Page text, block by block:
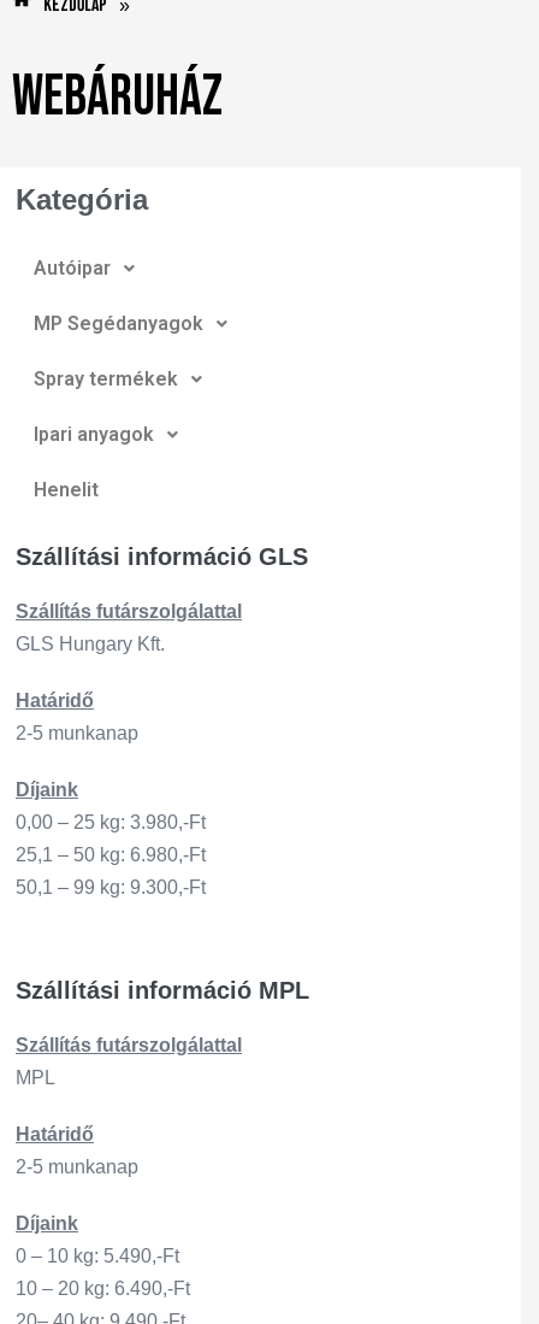
Kezdőlap »
Webáruház
Kategória
Autóipar
MP Segédanyagok
Spray termékek
Ipari anyagok
Henelit
Szállítási információ GLS
Szállítás futárszo lgálattal
GLS Hungary Kft.
Határidő
2-5 munkanap
Díjaink
0,00 – 25 kg: 3.980,-Ft
25,1 – 50 kg: 6.980,-Ft
50,1 – 99 kg: 9.300,-Ft
Szállítási információ MPL
Szállítás futárszo lgálattal
MPL
Határidő
2-5 munkanap
Díjaink
0 – 10 kg: 5.490,-Ft
10 – 20 kg: 6.490,-Ft